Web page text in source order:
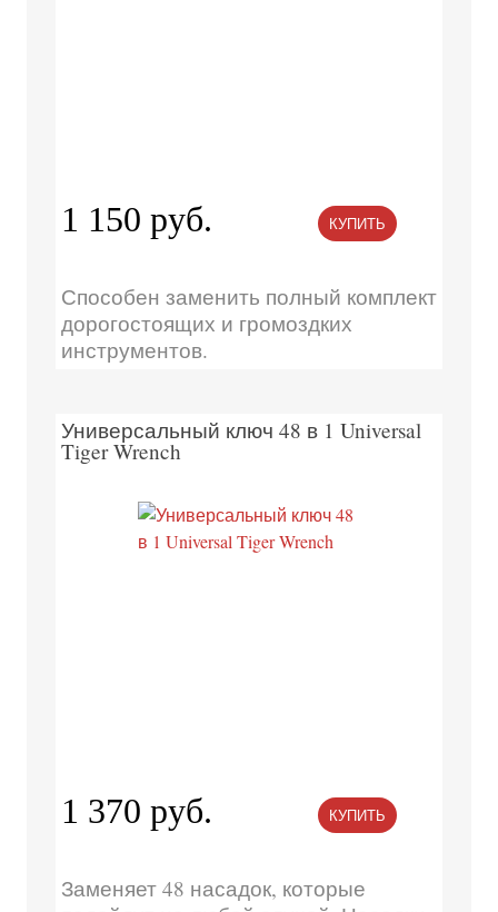
1 150 руб. КУПИТЬ
Способен заменить полный комплект
дорогостоящих и громоздких
инструментов.
Универсальный ключ 48 в 1 Universal
Tiger Wrench
1 370 руб. КУПИТЬ
Заменяет 48 насадок, которые